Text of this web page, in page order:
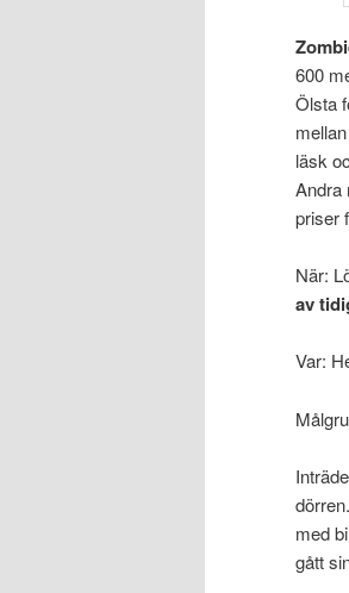
600
Ölsta
läsk
Andra
priser
När:
av
Var:
med
gått